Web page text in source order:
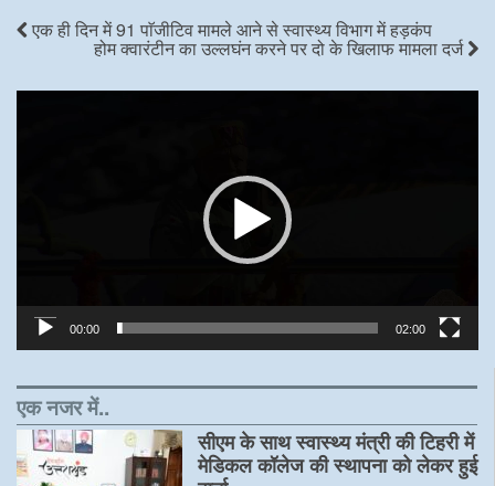
o
k
r I
n
p
p
एक ही दिन में 91 पाॅजीटिव मामले आने से स्वास्थ्य विभाग में हड़कंप
होम क्वारंटीन का उल्लघंन करने पर दो के खिलाफ मामला दर्ज
00:00 02:00
एक नजर में..
सीएम के साथ स्वास्थ्य मंत्री की टिहरी में
मेडिकल कॉलेज की स्थापना को लेकर हुई